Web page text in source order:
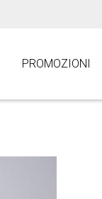
PROMOZIONI